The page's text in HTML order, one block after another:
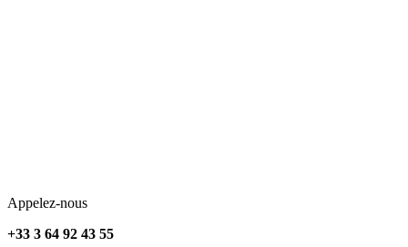
Appelez-nous
+33 3 64 92 43 55